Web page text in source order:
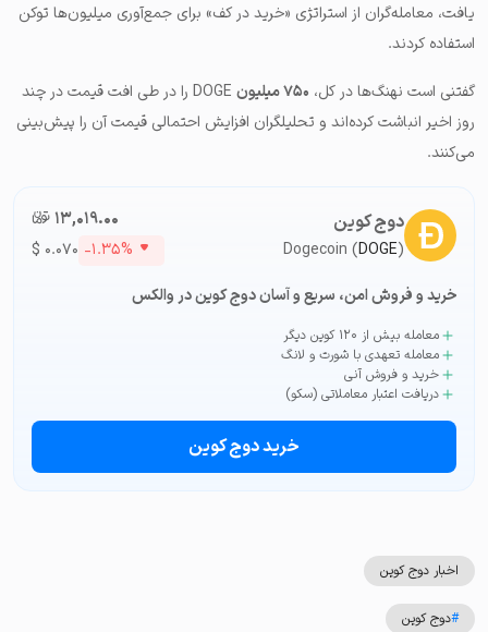
یافت، معامله‌گران از استراتژی «خرید در کف» برای جمع‌آوری میلیون‌ها توکن
استفاده کردند.
گفتنی است نهنگ‌ها در کل، ۷۵۰ میلیون
DOGE را در طی افت قیمت در چند
روز اخیر انباشت کرده‌اند و تحلیلگران افزایش احتمالی قیمت آن را پیش‌بینی
می‌کنند.
دوج کوین
Dogecoin (DOGE)
۱۳,۰۱۹.۰۰تومان-ء
$ ۰.۰۷۰ -۱.۳۵%
خرید و فروش امن، سریع و آسان دوج کوین در والکس
معامله بیش از ۱۲۰ کوین دیگر
معامله تعهدی با شورت و لانگ
خرید و فروش آنی
دریافت اعتبار معاملاتی (سکو)
خرید دوج کوین
اخبار دوج کوین
#دوج کوین